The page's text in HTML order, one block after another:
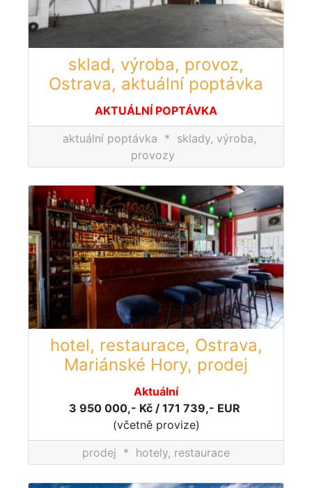
sklad, výroba, provoz,
Ostrava, aktuální poptávka
AKTUÁLNÍ POPTÁVKA
aktuální poptávka * sklady, výroba,
provozy
hotel, restaurace, Ostrava,
Mariánské Hory, prodej
Aktuální
3 950 000,- Kč / 171 739,- EUR
(včetně provize)
prodej * hotely, restaurace